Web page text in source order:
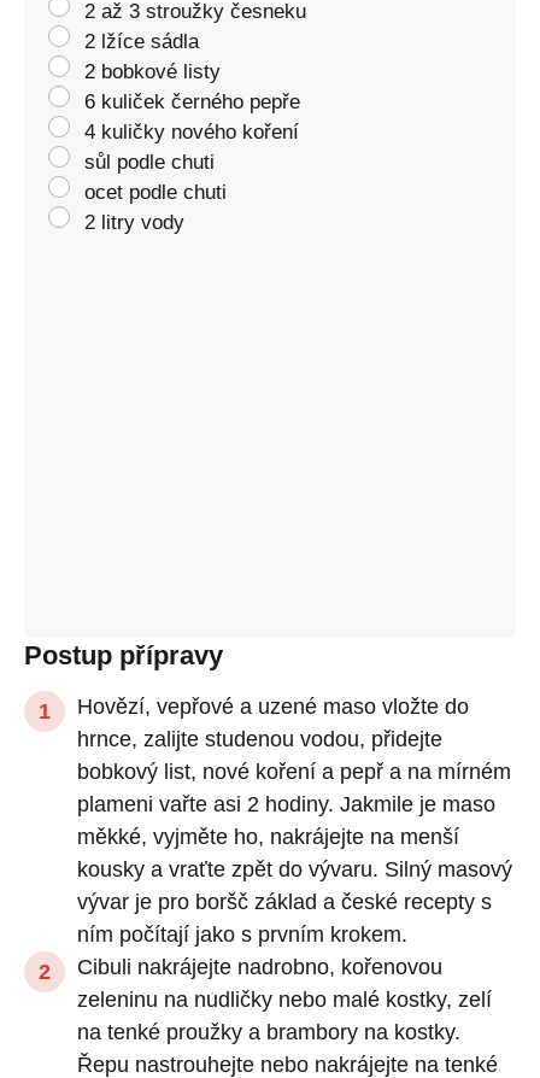
2 až 3 stroužky česneku
2 lžíce sádla
2 bobkové listy
6 kuliček černého pepře
4 kuličky nového koření
sůl podle chuti
ocet podle chuti
2 litry vody
Postup přípravy
Hovězí, vepřové a uzené maso vložte do
hrnce, zalijte studenou vodou, přidejte
bobkový list, nové koření a pepř a na mírném
plameni vařte asi 2 hodiny. Jakmile je maso
měkké, vyjměte ho, nakrájejte na menší
kousky a vraťte zpět do vývaru. Silný masový
vývar je pro boršč základ a české recepty s
ním počítají jako s prvním krokem.
Cibuli nakrájejte nadrobno, kořenovou
zeleninu na nudličky nebo malé kostky, zelí
na tenké proužky a brambory na kostky.
Řepu nastrouhejte nebo nakrájejte na tenké